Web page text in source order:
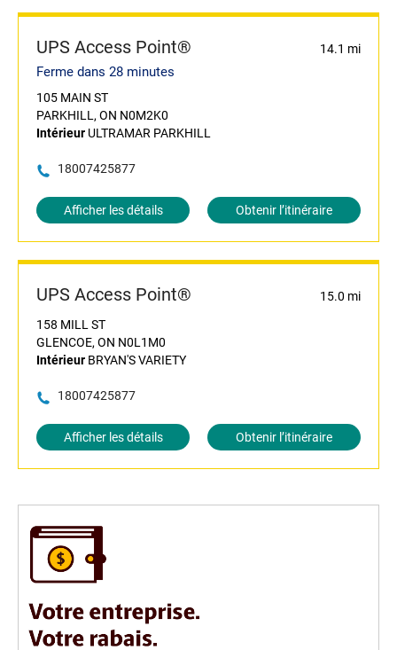
UPS Access Point® 14.1 mi
Ferme dans 28 minutes
105 MAIN ST
PARKHILL, ON N0M2K0
Intérieur ULTRAMAR PARKHILL
18007425877
Afficher les détails Obtenir l’itinéraire
UPS Access Point®
15.0 mi
158 MILL ST
GLENCOE, ON N0L1M0
Intérieur BRYAN'S VARIETY
18007425877
Afficher les détails Obtenir l’itinéraire